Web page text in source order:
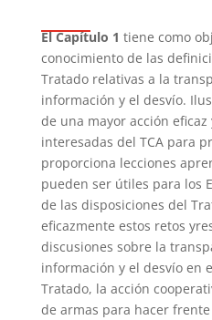
El Capítulo 1 tiene como
conocimiento de las
Tratado relativas a la
información y el desvío.
de una mayor acción
interesadas del TCA para
proporciona lecciones
pueden ser útiles para los
de las disposiciones del
eficazmente estos retos y
discusiones sobre la
información y el desvío en
Tratado, la acción
de armas para hacer